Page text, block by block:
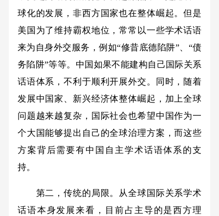
球化的发展，非西方国家也在整体崛起。但是
美国为了维持霸权地位，常常以一些学术话语
来为自身外交服务，例如“修昔底德陷阱”、“债
务陷阱”等等。中国如果不能建构自己国际关系
话语体系，不利于顺利开展外交。同时，随着
发展中国家、新兴经济体整体崛起，加上全球
问题越来越复杂，国际社会也希望中国作为一
个大国能够提出自己的全球治理方案，而这些
方案背后需要有中国自主学术话语体系的支
持。
第二，传统的局限。从全球国际关系学术
话语本身发展来看，目前占主导的是西方理